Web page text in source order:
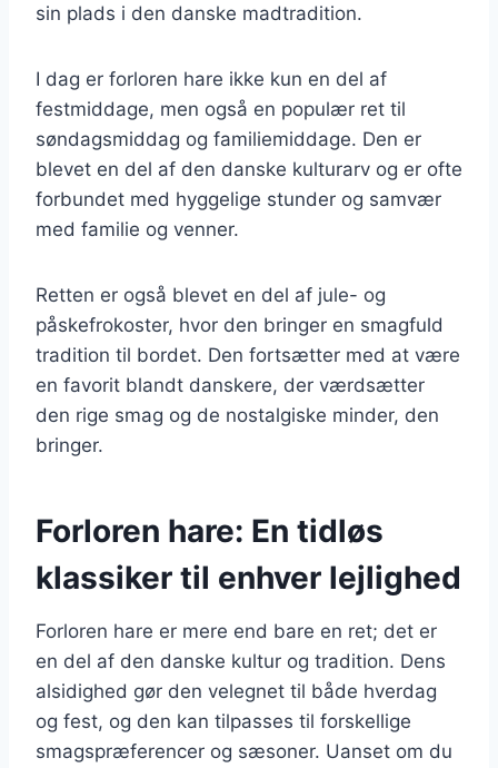
sin plads i den danske madtradition.
I dag er forloren hare ikke kun en del af
festmiddage, men også en populær ret til
søndagsmiddag og familiemiddage. Den er
blevet en del af den danske kulturarv og er ofte
forbundet med hyggelige stunder og samvær
med familie og venner.
Retten er også blevet en del af jule- og
påskefrokoster, hvor den bringer en smagfuld
tradition til bordet. Den fortsætter med at være
en favorit blandt danskere, der værdsætter
den rige smag og de nostalgiske minder, den
bringer.
Forloren hare: En tidløs
klassiker til enhver lejlighed
Forloren hare er mere end bare en ret; det er
en del af den danske kultur og tradition. Dens
alsidighed gør den velegnet til både hverdag
og fest, og den kan tilpasses til forskellige
smagspræferencer og sæsoner. Uanset om du